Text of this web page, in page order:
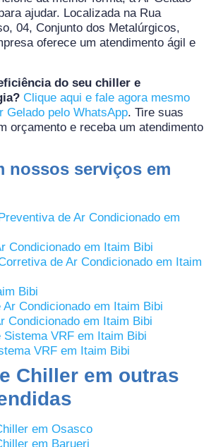
ajudar. Localizada na Rua
04, Conjunto dos Metalúrgicos,
oferece um atendimento ágil e
do seu chiller e
Clique aqui e fale agora mesmo
Gelado pelo WhatsApp. Tire suas
orçamento e receba um atendimento
nossos serviços em
de Ar Condicionado em
Condicionado em Itaim Bibi
de Ar Condicionado em Itaim
Bibi
Ar Condicionado em Itaim Bibi
Condicionado em Itaim Bibi
Sistema VRF em Itaim Bibi
VRF em Itaim Bibi
Chiller em outras
em Osasco
em Barueri